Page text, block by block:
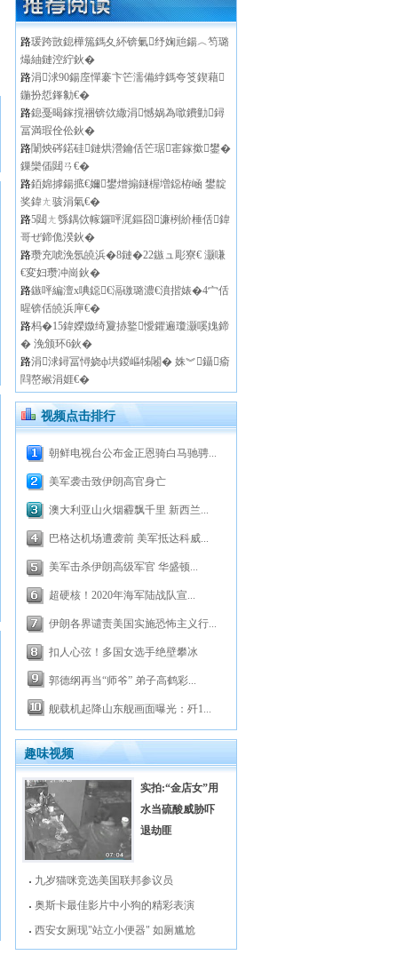
路瑗跨敳鎴樺箷鎷夊紑锛氭纾婅兘鍚︿笉璐
熶紬鏈涳紵鈥�
路涓浗90鍚庢憚褰卞笀濡備綍鎷夸笅鍥藉
鍦扮悊鎽勨€�
路鎴戞暍鎵撹祵锛佽繖涓憾娲為噷鐨勭鐞
冨満瑕佺伀鈥�
路闈炴硶鍩硅鏈烘瀯鑰佸笀琚寚鎵撳鐢�
鏁欒偛閮ㄢ€�
路銆婂摢鍚掋€嬭鐢熷搧鐩楃増鐚栫崡 鐢靛
奖鍏ㄤ骇涓氣€�
路5閮ㄤ綔鍝佽幏鑼呯浘鏂囧濂栵紒棰佸鍏
哥ぜ鍗佹湀鈥�
路瓒充唬浼氬皢浜�8鏈�22鏃ュ彫寮€ 灏嗛
€変妇瓒冲崗鈥�
路鏃呯編澶х唺鐚€滆礉璐濃€濆揩婊�4宀佸
暒锛佸皢浜庘€�
路杩�15鍏嬫媺绮夐捇鐜懓鑺遍瓊灏嗘媿鍗
� 浼颁环6鈥�
路涓浗鐞冨憳娆ф垬鍐嶇牬闂� 姝︾鑷瘉
閰嶅緱涓娾€�
视频点击排行
朝鲜电视台公布金正恩骑白马驰骋...
美军袭击致伊朗高官身亡
澳大利亚山火烟霾飘千里 新西兰...
巴格达机场遭袭前 美军抵达科威...
美军击杀伊朗高级军官 华盛顿...
超硬核！2020年海军陆战队宣...
伊朗各界谴责美国实施恐怖主义行...
扣人心弦！多国女选手绝壁攀冰
郭德纲再当“师爷” 弟子高鹤彩...
舰载机起降山东舰画面曝光：歼1...
趣味视频
实拍:“金店女”用
水当硫酸威胁吓
退劫匪
九岁猫咪竞选美国联邦参议员
奥斯卡最佳影片中小狗的精彩表演
西安女厕现"站立小便器" 如厕尴尬